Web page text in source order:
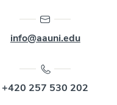
info@aauni.edu
+420 257 530 202